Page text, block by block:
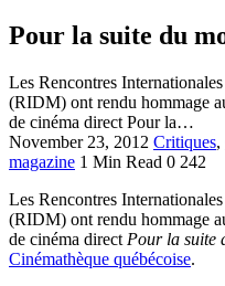
Pour la suite du
Les Rencontres
(RIDM) ont rendu hommage
de cinéma direct Pour la…
November 23, 2012 Critiques,
magazine 1 Min Read 0 242
Les Rencontres
(RIDM) ont rendu hommage
de cinéma direct Pour la suite
Cinémathèque québécoise.